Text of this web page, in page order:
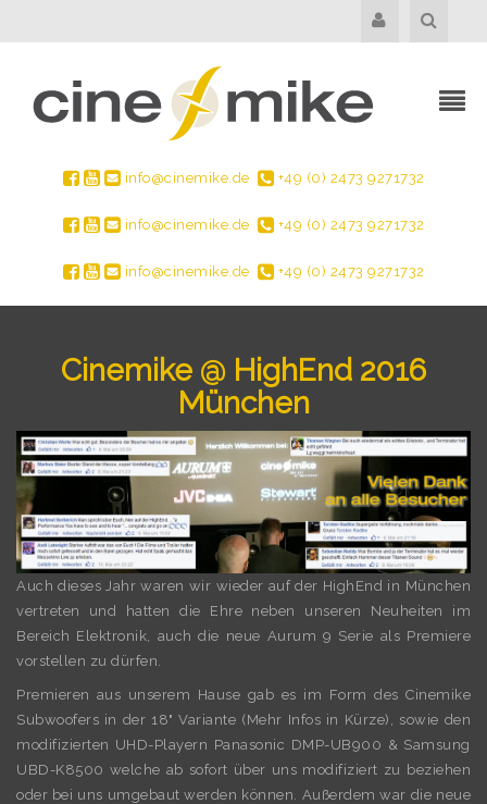
info@cinemike.de +49 (0) 2473 9271732
info@cinemike.de +49 (0) 2473 9271732
info@cinemike.de +49 (0) 2473 9271732
Cinemike @ HighEnd 2016
München
Auch dieses Jahr waren wir wieder auf der HighEnd in München
vertreten und hatten die Ehre neben unseren Neuheiten im
Bereich Elektronik, auch die neue Aurum 9 Serie als Premiere
vorstellen zu dürfen.
Premieren aus unserem Hause gab es im Form des Cinemike
Subwoofers in der 18" Variante (Mehr Infos in Kürze), sowie den
modifizierten UHD-Playern Panasonic DMP-UB900 & Samsung
UBD-K8500 welche ab sofort über uns modifiziert zu beziehen
oder bei uns umgebaut werden können. Außerdem war die neue